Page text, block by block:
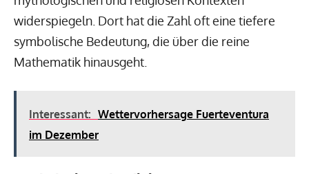
widerspiegeln. Dort hat die Zahl oft eine tiefere
symbolische Bedeutung, die über die reine
Mathematik hinausgeht.
Interessant: Wettervorhersage Fuerteventura
im Dezember